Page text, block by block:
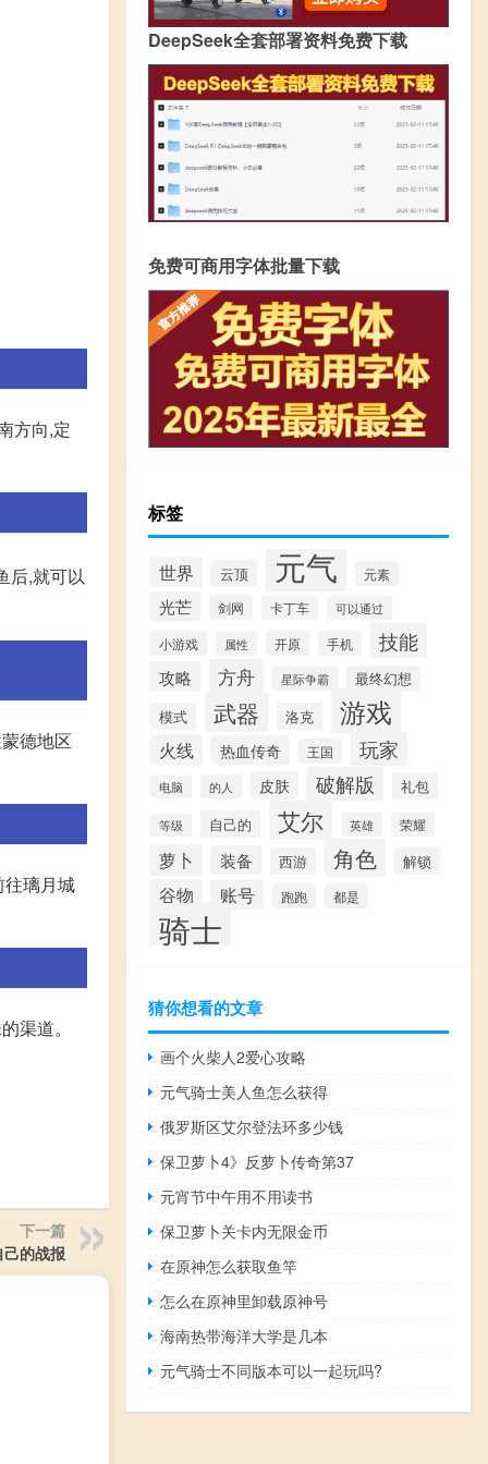
方向,定
后,就可以
德地区
璃月城
渠道。
下一篇
的战报
DeepSeek全套部署资料免费下载
免费可商用字体批量下载
标签
世界 云顶 元气 元素
光芒 剑网 卡丁车 可以通过
小游戏 属性 开原 手机 技能
攻略 方舟 星际争霸 最终幻想
模式 武器 洛克 游戏
火线 热血传奇 王国 玩家
电脑 的人 皮肤 破解版 礼包
等级 自己的 艾尔 英雄 荣耀
萝卜 装备 西游 角色 解锁
谷物 账号 跑跑 都是
骑士
猜你想看的文章
画个火柴人2爱心攻略
元气骑士美人鱼怎么获得
俄罗斯区艾尔登法环多少钱
保卫萝卜4》反萝卜传奇第37
元宵节中午用不用读书
保卫萝卜关卡内无限金币
在原神怎么获取鱼竿
怎么在原神里卸载原神号
海南热带海洋大学是几本
元气骑士不同版本可以一起玩吗?